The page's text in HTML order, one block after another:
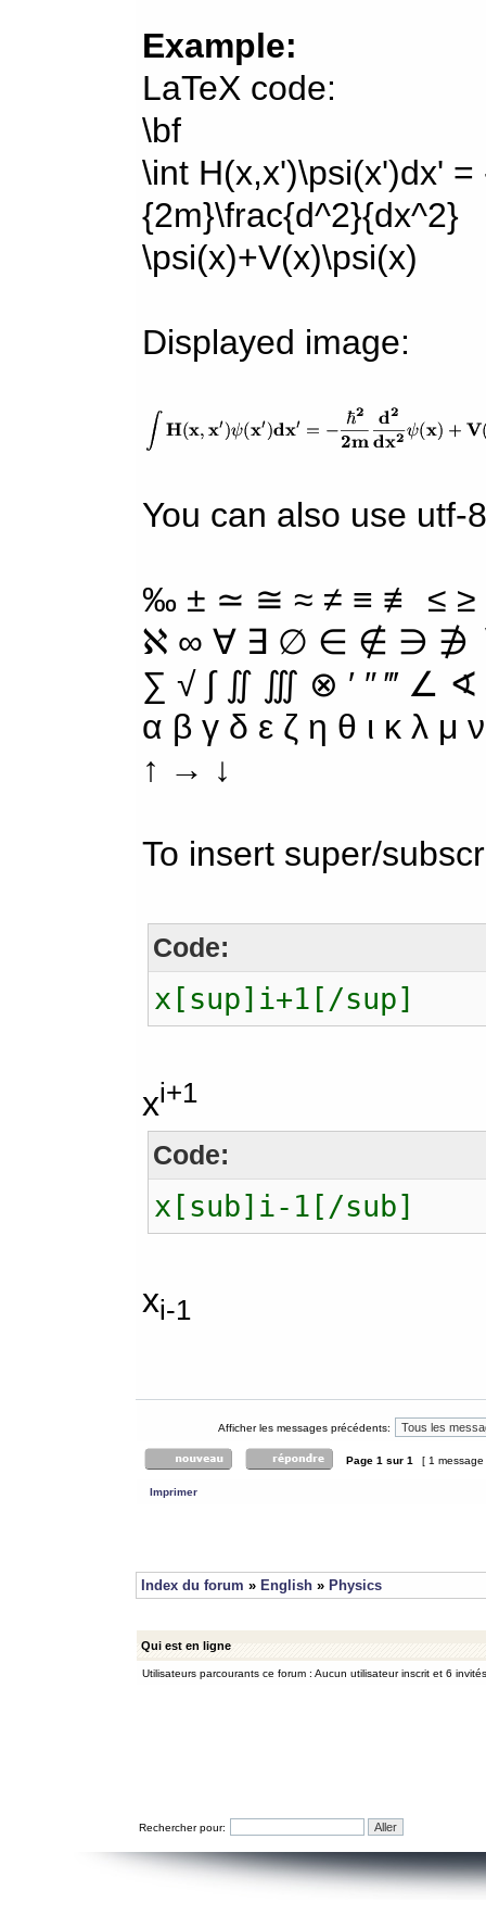
Example:
LaTeX code:
\bf
\int H(x,x')\psi(x')dx'
{2m}\frac{d^2}{dx^2}
\psi(x)+V(x)\psi(x)
Displayed image:
You can also use utf-
‰ ± ≃ ≅ ≈ ≠ ≡ ≢ ≤
ℵ ∞ ∀ ∃ ∅ ∈ ∉ ∋ ∌
∑ √ ∫ ∬ ∭ ⊗ ′ ″ ‴ ∠
α β γ δ ε ζ η θ ι κ λ
↑ → ↓
To insert super/
Code:
x[sup]i+1[/sup]
xi+1
Code:
x[sub]i-1[/sub]
xi-1
Afficher les messages précédents:
Page 1 sur 1 [ 1
Imprimer
Index du forum » English » Physics
Qui est en ligne
Utilisateurs parcourants ce forum : Aucun utilisateur inscrit et 6 invités
Rechercher pour: